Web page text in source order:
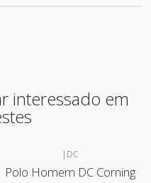
interessado em
| DC
Polo Homem DC Corning